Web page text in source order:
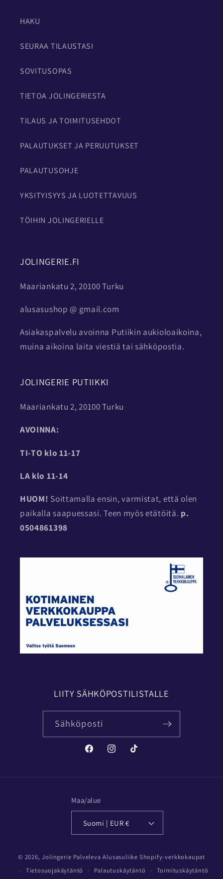
HAKU
SEURAA TILAUSTASI
SOVITUSOPAS
TIETOA JOLINGERIESTA
TILAUS JA TOIMITUSEHDOT
PALAUTUKSET JA PERUUTUKSET
PALAUTUSOHJE
YKSITYISYYS JA LUOTETTAVUUS
TÖIHIN JOLINGERIELLE
JOLINGERIE.FI
Maariankatu 2, 20100 Turku
alusasushop @ gmail.com
Asiakaspalvelu avoinna Putiikin aukioloaikoina,
muina aikoina laita viestiä tai sähköpostia.
JOLINGERIE PUTIIKKI
Maariankatu 2, 20100 Turku
AVOINNA:
TI-TO klo 11-17
LA klo 11-14
HUOM! Soittamalla ensin, varmistat, että olen
paikalla saapuessasi. Teen myös etätöitä. p.
0504861398
LIITY SÄHKÖPOSTILISTALLE
Sähköposti
FacebookInstagramTikTok
Maa/alue
Suomi | EUR €
© 2026,Jolingerie Palveleva Alusasuliike Shopify-verkkokaupat
Tietosuojakäytäntö
Palautuskäytäntö Toimituskäytäntö